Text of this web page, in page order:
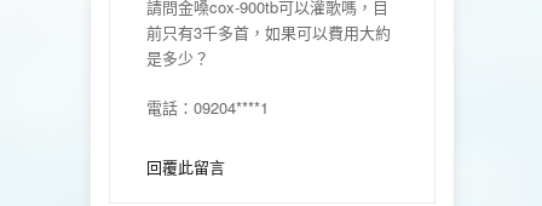
請問金嗓cox-900tb可以灌歌嗎，目
前只有3千多首，如果可以費用大約
是多少？
電話：09204****1
回覆此留言